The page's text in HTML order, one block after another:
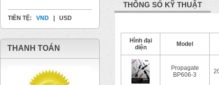
TIỀN TỆ: VND USD
THANH TOÁN
THÔNG SỐ KỸ THUẬT
Hình đại
diện
Model
Propagate
BP606-3